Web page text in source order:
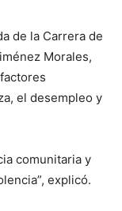
de la Carrera de
Morales,
el desempleo y
comunitaria y
explicó.